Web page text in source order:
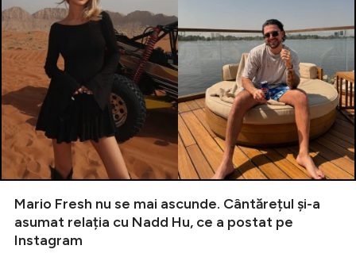
Mario Fresh nu se mai ascunde. Cântărețul și-a
asumat relația cu Nadd Hu, ce a postat pe
Instagram